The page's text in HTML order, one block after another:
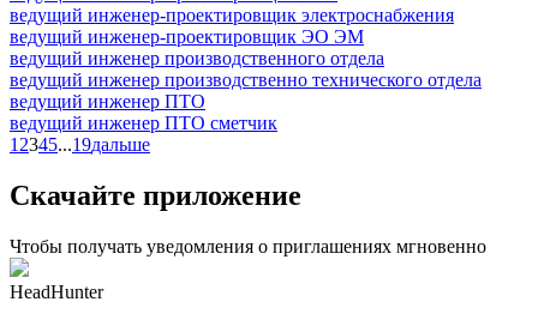
ведущий инженер-проектировщик электроснабжения
ведущий инженер-проектировщик ЭО ЭМ
ведущий инженер производственного отдела
ведущий инженер производственно технического отдела
ведущий инженер ПТО
ведущий инженер ПТО сметчик
1 2345...19дальше
Скачайте приложение
Чтобы получать уведомления о приглашениях мгновенно
HeadHunter